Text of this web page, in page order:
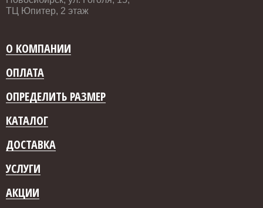
ТЦ Юпитер, 2 этаж
О КОМПАНИИ
ОПЛАТА
ОПРЕДЕЛИТЬ РАЗМЕР
КАТАЛОГ
ДОСТАВКА
УСЛУГИ
АКЦИИ